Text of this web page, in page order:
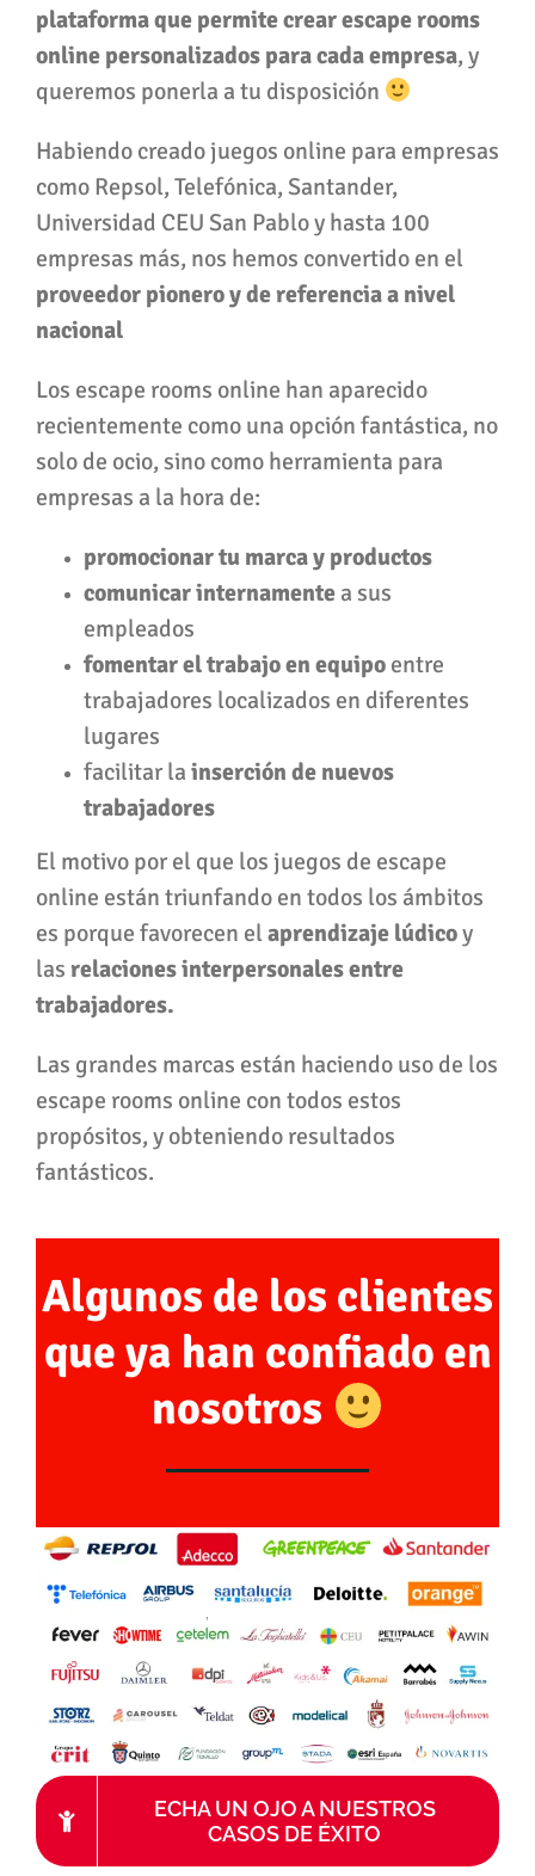
plataforma que permite crear escape rooms
online personalizados para cada empresa, y
queremos ponerla a tu disposición
Habiendo creado juegos online para empresas
como Repsol, Telefónica, Santander,
Universidad CEU San Pablo y hasta 100
empresas más, nos hemos convertido en el
proveedor pionero y de referencia a nivel
nacional
Los escape rooms online han aparecido
recientemente como una opción fantástica, no
solo de ocio, sino como herramienta para
empresas a la hora de:
promocionar tu marca y productos
comunicar internamente a sus
empleados
fomentar el trabajo en equipo entre
trabajadores localizados en diferentes
lugares
facilitar la inserción de nuevos
trabajadores
El motivo por el que los juegos de escape
online están triunfando en todos los ámbitos
es porque favorecen elaprendizaje lúdicoy
las relaciones interpersonales entre
trabajadores.
Las grandes marcas están haciendo uso de los
escape rooms online con todos estos
propósitos, y obteniendo resultados
fantásticos.
Algunos de los clientes
que ya han confiado en
nosotros
ECHA UN OJO A NUESTROS
CASOS DE ÉXITO